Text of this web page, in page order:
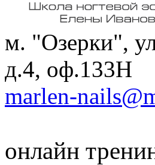
м. "Озерки",
д.4, оф.133H
marlen-
онлайн